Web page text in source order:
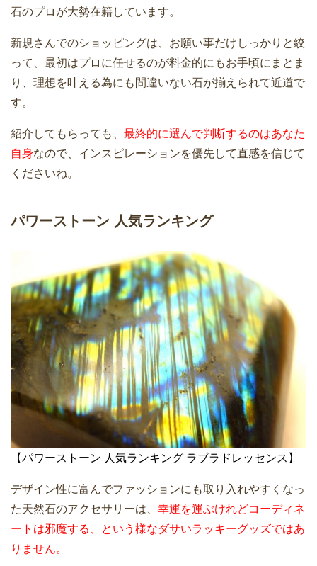
石のプロが大勢在籍しています。
新規さんでのショッピングは、お願い事だけしっかりと絞
って、最初はプロに任せるのが料金的にもお手頃にまとま
り、理想を叶える為にも間違いない石が揃えられて近道で
す。
紹介してもらっても、 最終的に選んで判断するのはあなた
自身なので、インスピレーションを優先して直感を信じて
くださいね。
パワーストーン 人気ランキング
【パワーストーン 人気ランキング ラブラドレッセンス】
デザイン性に富んでファッションにも取り入れやすくなっ
た天然石のアクセサリーは、 幸運を運ぶけれどコーディネ
ートは邪魔する、という様なダサいラッキーグッズではあ
りません。